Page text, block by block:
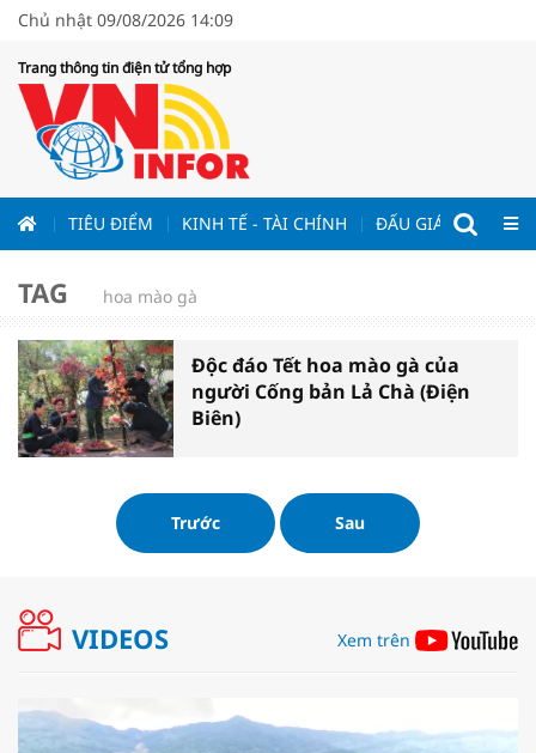
Chủ nhật 09/08/2026 14:09
Trang thông tin điện tử tổng hợp
TIÊU ĐIỂM KINH TẾ - TÀI CHÍNH ĐẤU GIÁ - ĐẤU
TAG hoa mào gà
Độc đáo Tết hoa mào gà của
người Cống bản Lả Chà (Điện
Biên)
Trước Sau
VIDEOS Xem trên